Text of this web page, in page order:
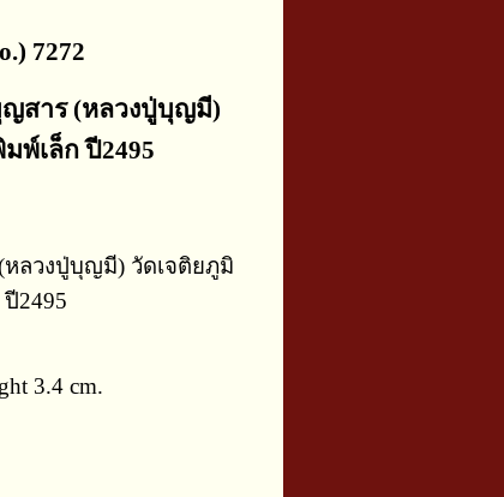
7272
สาร (หลวงปู่บุญมี)
พ์เล็ก ปี2495
ลวงปู่บุญมี) วัดเจติยภูมิ
2495
3.4 cm.